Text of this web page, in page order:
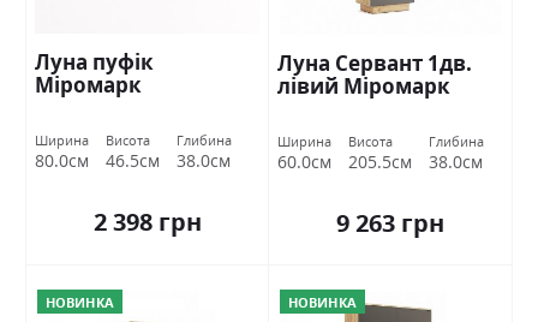
Луна пуфік
Міромарк
Ширина
80.0см
Висота
46.5см
Глибина
38.0см
2 398 грн
Луна Сервант 1дв.
лівий Міромарк
Ширина
60.0см
Висота
205.5см
Глибина
38.0см
9 263 грн
НОВИНКА НОВИНКА